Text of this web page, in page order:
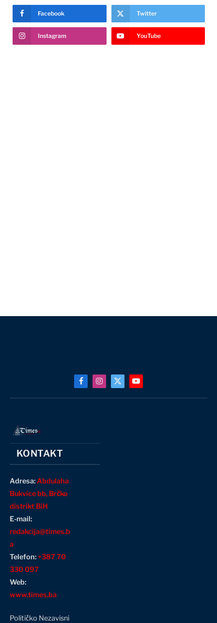
Facebook Twitter
Instagram YouTube
FacebookInstagram
X
YouTube
KONTAKT
Adresa:Abdulaha
Bukvice bb, Brčko
distrikt BiH
E-mail:
redakcija@times.b
a
Telefon:+387 70
330 097
Web:
www.times.ba
Političko Nezavisni